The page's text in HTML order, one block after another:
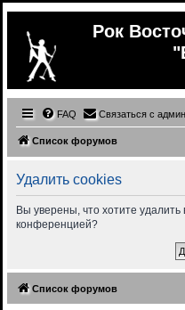
Рок
FAQ Связаться с
Список форумов
Удалить cookies
Вы уверены, что хотите
конференцией?
Список форумов